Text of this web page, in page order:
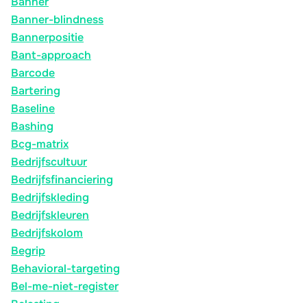
Banner-blindness
Bannerpositie
Bant-approach
Barcode
Bartering
Baseline
Bashing
Bcg-matrix
Bedrijfscultuur
Bedrijfsfinanciering
Bedrijfskleding
Bedrijfskleuren
Bedrijfskolom
Begrip
Behavioral-targeting
Bel-me-niet-register